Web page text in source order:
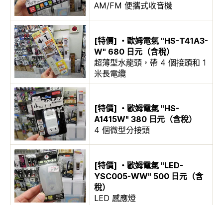
AM/FM 便攜式收音機
[特價] ・歐姆電氣 "HS-T41A3-
W" 680 日元（含稅）
超薄型水龍頭，帶 4 個接頭和 1
米長電纜
[特價] ・歐姆電氣 "HS-
A1415W" 380 日元（含稅）
4 個微型分接頭
[特價] ・歐姆電氣 "LED-
YSC005-WW" 500 日元（含
稅）
LED 感應燈